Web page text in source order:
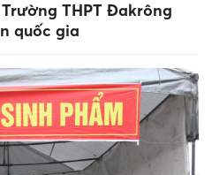
THPT Đakrông
quốc gia